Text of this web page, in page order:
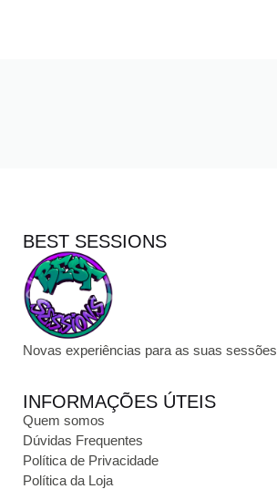
BEST SESSIONS
Novas experiências para as suas sessões
INFORMAÇÕES ÚTEIS
Quem somos
Dúvidas Frequentes
Política de Privacidade
Política da Loja